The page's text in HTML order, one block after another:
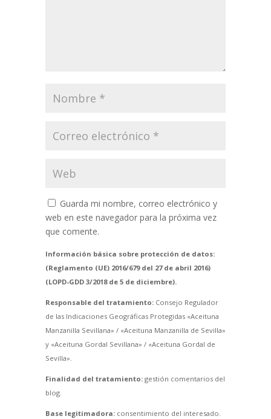
Guarda mi nombre, correo electrónico y
web en este navegador para la próxima vez
que comente.
Información básica sobre protección de datos:
(Reglamento (UE) 2016/679 del 27 de abril 2016)
(LOPD-GDD 3/2018 de 5 de diciembre).
Responsable del tratamiento:Consejo Regulador
de las Indicaciones Geográficas Protegidas «Aceituna
Manzanilla Sevillana» / «Aceituna Manzanilla de Sevilla»
y «Aceituna Gordal Sevillana» / «Aceituna Gordal de
Sevilla».
Finalidad del tratamiento:gestión comentarios del
blog.
Base legitimadora:consentimiento del interesado.